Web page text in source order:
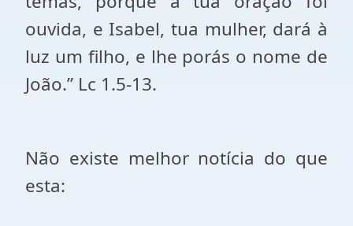
ouvida, e Isabel, tua mulher, dará à
luz um filho, e lhe porás o nome de
João.” Lc 1.5-13.
Não existe melhor notícia do que
esta: